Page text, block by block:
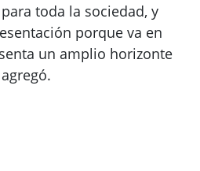
toda la sociedad, y
porque va en
un amplio horizonte